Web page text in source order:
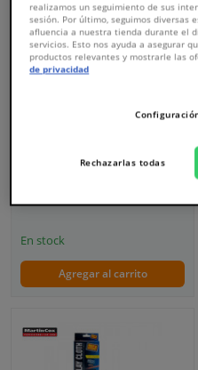
Chemical Guys
En stock
Agregar al carrito
realizamos un seguimiento de sus
sesión. Por último, seguimos diversas
afluencia a nuestra tienda durante el
servicios. Esto nos ayuda a asegurar
productos relevantes y mostrarle las
de privacidad
Rechazarlas todas